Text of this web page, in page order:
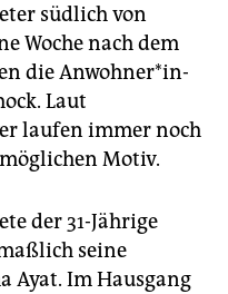
südlich von
Woche nach dem
die An­woh­ne­r*in­
Laut
laufen immer noch
Motiv.
der 31-Jährige
seine
Ayat. Im Hausgang